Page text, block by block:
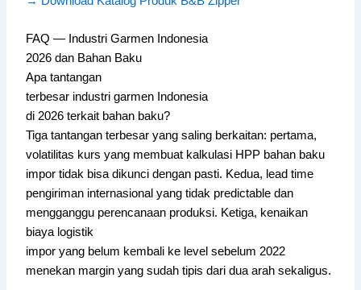
FAQ — Industri Garmen Indonesia
2026 dan Bahan Baku
Apa tantangan
terbesar industri garmen Indonesia
di 2026 terkait bahan baku?
Tiga tantangan terbesar yang saling berkaitan: pertama,
volatilitas kurs yang membuat kalkulasi HPP bahan baku
impor tidak bisa dikunci dengan pasti. Kedua, lead time
pengiriman internasional yang tidak predictable dan
mengganggu perencanaan produksi. Ketiga, kenaikan
biaya logistik
impor yang belum kembali ke level sebelum 2022
menekan margin yang sudah tipis dari dua arah sekaligus.